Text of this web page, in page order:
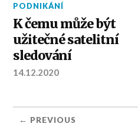
PODNIKÁNÍ
K čemu může být
užitečné satelitní
sledování
14.12.2020
← PREVIOUS